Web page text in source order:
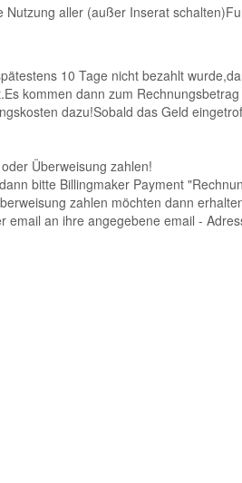
Nutzung aller (außer Inserat
10 Tage nicht bezahlt
kommen dann zum
dazu!Sobald das Geld
Überweisung zahlen!
bitte Billingmaker Payment
zahlen möchten dann
email an ihre angegebene email -